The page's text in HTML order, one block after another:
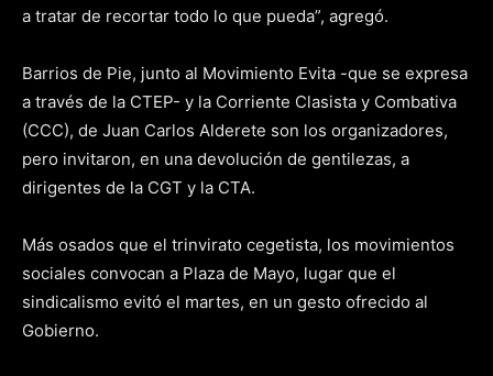
a tratar de recortar todo lo que pueda”, agregó.
Barrios de Pie, junto al Movimiento Evita -que se expresa
a través de la CTEP- y la Corriente Clasista y Combativa
(CCC), de Juan Carlos Alderete son los organizadores,
pero invitaron, en una devolución de gentilezas, a
dirigentes de la CGT y la CTA.
Más osados que el trinvirato cegetista, los movimientos
sociales convocan a Plaza de Mayo, lugar que el
sindicalismo evitó el martes, en un gesto ofrecido al
Gobierno.